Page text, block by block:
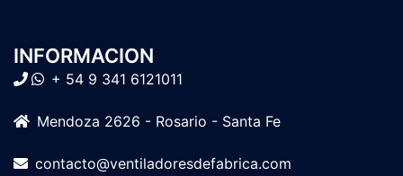
INFORMACION
+ 54 9 341 6121011
Mendoza 2626 - Rosario - Santa Fe
contacto@ventiladoresdefabrica.com